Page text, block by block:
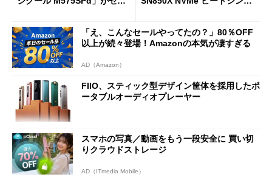
「え、こんなセールやってたの？」80％OFF
以上が続々登場！Amazonの本気が凄すぎる
AD（Amazon）
FIIO、スティック型デザイン筐体を採用したポ
ータブルオーディオプレーヤー
スマホの写真／動画をもう一段安全に 買い切
りクラウドストレージ
AD（ITmedia Mobile）